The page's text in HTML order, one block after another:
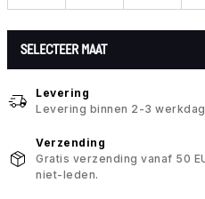
SELECTEER MAAT
Levering
Levering binnen 2-3
Verzending
Gratis verzending vanaf 50
niet-leden.